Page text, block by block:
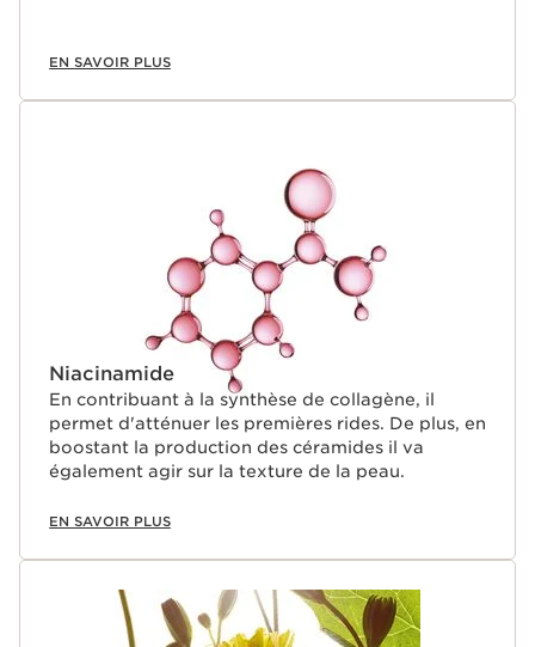
EN SAVOIR PLUS
Niacinamide
En contribuant à la synthèse de collagène, il
permet d'atténuer les premières rides. De plus, en
boostant la production des céramides il va
également agir sur la texture de la peau.
EN SAVOIR PLUS